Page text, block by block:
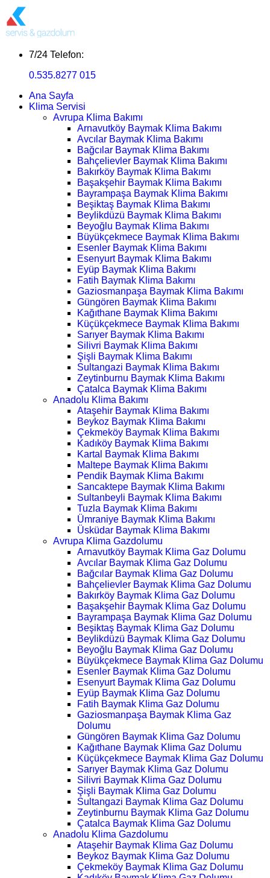
7/24 Telefon:
0.535.8277 015
Ana Sayfa
Klima Servisi
Avrupa Klima Bakımı
Arnavutköy Baymak Klima Bakımı
Avcılar Baymak Klima Bakımı
Bağcılar Baymak Klima Bakımı
Bahçelievler Baymak Klima Bakımı
Bakırköy Baymak Klima Bakımı
Başakşehir Baymak Klima Bakımı
Bayrampaşa Baymak Klima Bakımı
Beşiktaş Baymak Klima Bakımı
Beylikdüzü Baymak Klima Bakımı
Beyoğlu Baymak Klima Bakımı
Büyükçekmece Baymak Klima Bakımı
Esenler Baymak Klima Bakımı
Esenyurt Baymak Klima Bakımı
Eyüp Baymak Klima Bakımı
Fatih Baymak Klima Bakımı
Gaziosmanpaşa Baymak Klima Bakımı
Güngören Baymak Klima Bakımı
Kağıthane Baymak Klima Bakımı
Küçükçekmece Baymak Klima Bakımı
Sarıyer Baymak Klima Bakımı
Silivri Baymak Klima Bakımı
Şişli Baymak Klima Bakımı
Sultangazi Baymak Klima Bakımı
Zeytinburnu Baymak Klima Bakımı
Çatalca Baymak Klima Bakımı
Anadolu Klima Bakımı
Ataşehir Baymak Klima Bakımı
Beykoz Baymak Klima Bakımı
Çekmeköy Baymak Klima Bakımı
Kadıköy Baymak Klima Bakımı
Kartal Baymak Klima Bakımı
Maltepe Baymak Klima Bakımı
Pendik Baymak Klima Bakımı
Sancaktepe Baymak Klima Bakımı
Sultanbeyli Baymak Klima Bakımı
Tuzla Baymak Klima Bakımı
Ümraniye Baymak Klima Bakımı
Üsküdar Baymak Klima Bakımı
Avrupa Klima Gazdolumu
Arnavutköy Baymak Klima Gaz Dolumu
Avcılar Baymak Klima Gaz Dolumu
Bağcılar Baymak Klima Gaz Dolumu
Bahçelievler Baymak Klima Gaz Dolumu
Bakırköy Baymak Klima Gaz Dolumu
Başakşehir Baymak Klima Gaz Dolumu
Bayrampaşa Baymak Klima Gaz Dolumu
Beşiktaş Baymak Klima Gaz Dolumu
Beylikdüzü Baymak Klima Gaz Dolumu
Beyoğlu Baymak Klima Gaz Dolumu
Büyükçekmece Baymak Klima Gaz Dolumu
Esenler Baymak Klima Gaz Dolumu
Esenyurt Baymak Klima Gaz Dolumu
Eyüp Baymak Klima Gaz Dolumu
Fatih Baymak Klima Gaz Dolumu
Gaziosmanpaşa Baymak Klima Gaz
Dolumu
Güngören Baymak Klima Gaz Dolumu
Kağıthane Baymak Klima Gaz Dolumu
Küçükçekmece Baymak Klima Gaz Dolumu
Sarıyer Baymak Klima Gaz Dolumu
Silivri Baymak Klima Gaz Dolumu
Şişli Baymak Klima Gaz Dolumu
Sultangazi Baymak Klima Gaz Dolumu
Zeytinburnu Baymak Klima Gaz Dolumu
Çatalca Baymak Klima Gaz Dolumu
Anadolu Klima Gazdolumu
Ataşehir Baymak Klima Gaz Dolumu
Beykoz Baymak Klima Gaz Dolumu
Çekmeköy Baymak Klima Gaz Dolumu